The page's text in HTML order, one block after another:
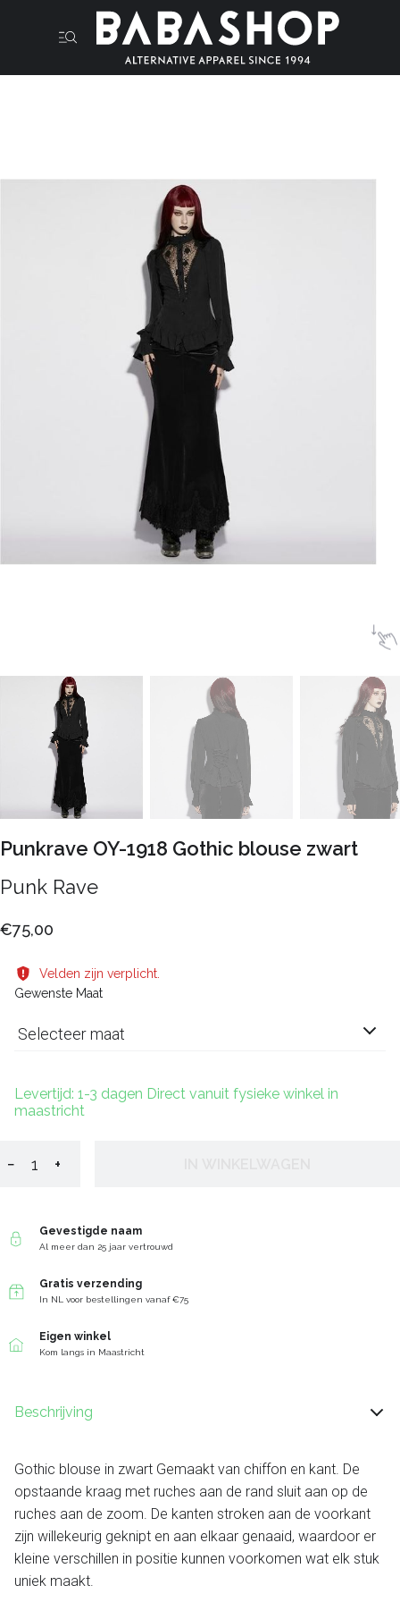
Punkrave OY-1918 Gothic blouse zwart
Punk Rave
€75,00
Velden zijn verplicht.
Gewenste Maat
Selecteer maat
Levertijd: 1-3 dagen Direct vanuit fysieke winkel in
maastricht
− +
Gevestigde naam
Al meer dan 25 jaar vertrouwd
Gratis verzending
In NL voor bestellingen vanaf €75
Eigen winkel
Kom langs in Maastricht
Beschrijving
Gothic blouse in zwart Gemaakt van chiffon en kant. De
opstaande kraag met ruches aan de rand sluit aan op de
ruches aan de zoom. De kanten stroken aan de voorkant
zijn willekeurig geknipt en aan elkaar genaaid, waardoor er
kleine verschillen in positie kunnen voorkomen wat elk stuk
uniek maakt.